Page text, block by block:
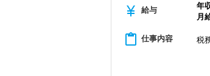
スーツに代わり、オ
【不動産関連の税務サ
（１）業界でも数少な
チームワークを大事
チームの雰囲気を盛
（５）休憩は業務の都
昼休み時間１時間は
currency_yen 給与 年
月
content_paste 仕事内容 税